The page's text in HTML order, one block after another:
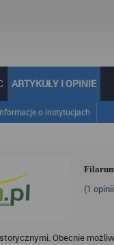
ARTYKUŁY I OPINIE
o instytucjach
(1
Obecnie